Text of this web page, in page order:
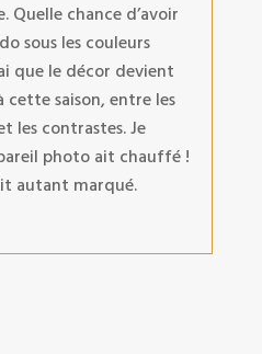
Quelle chance d’avoir
sous les couleurs
que le décor devient
saison, entre les
les contrastes. Je
photo ait chauffé !
autant marqué.